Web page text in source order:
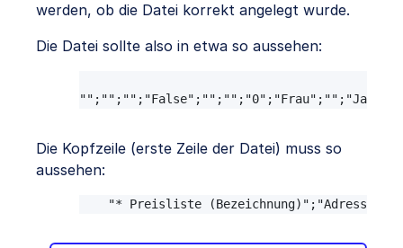
werden, ob die Datei korrekt angelegt wurde.
Die Datei sollte also in etwa so aussehen:
Die Kopfzeile (erste Zeile der Datei) muss so
aussehen:
"* Preisliste